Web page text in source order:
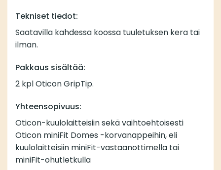
Tekniset tiedot:
Saatavilla kahdessa koossa tuuletuksen kera tai
ilman.
Pakkaus sisältää:
2 kpl Oticon GripTip.
Yhteensopivuus:
Oticon-kuulolaitteisiin sekä vaihtoehtoisesti
Oticon miniFit Domes -korvanappeihin, eli
kuulolaitteisiin miniFit-vastaanottimella tai
miniFit-ohutletkulla